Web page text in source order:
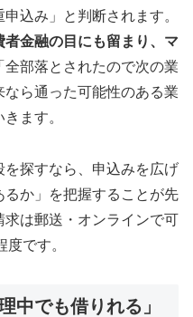
込み」と判断されます。
金融の目にも留まり、マ
全部落とされたので次の業
ら通った可能性のある業
ます。
探すなら、申込みを広げ
か」を把握することが先
は郵送・オンラインで可
です。
中でも借りれる」